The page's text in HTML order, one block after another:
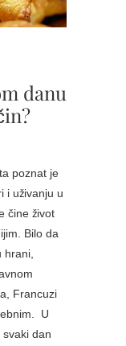
danu
i uživanju u
čine život
Bilo da
hrani,
Francuzi
U
dan